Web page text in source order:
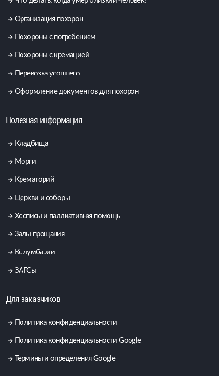
Организация похорон
Похороны с погребением
Похороны с кремацией
Перевозка усопшего
Оформление документов для похорон
Полезная информация
Кладбища
Морги
Крематорий
Церкви и соборы
Хосписы и паллиативная помощь
Залы прощания
Колумбарии
ЗАГСы
Для заказчиков
Политика конфиденциальности
Политика конфиденциальности Google
Термины и определения Google